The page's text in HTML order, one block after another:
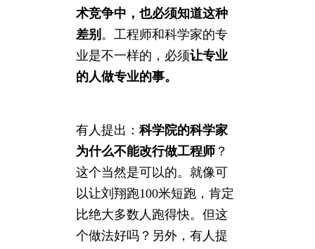
术竞争中，也必须知道这种
差别 。工程师和科学家的专
业是不一样的，必须让专业
的人做专业的事。
有人提出： 科学院的科学家
为什么不能改行做工程师 ？
这个当然是可以的。就像可
以让刘翔跑100米短跑，肯定
比绝大多数人跑得快。但这
个做法好吗？另外，有人提